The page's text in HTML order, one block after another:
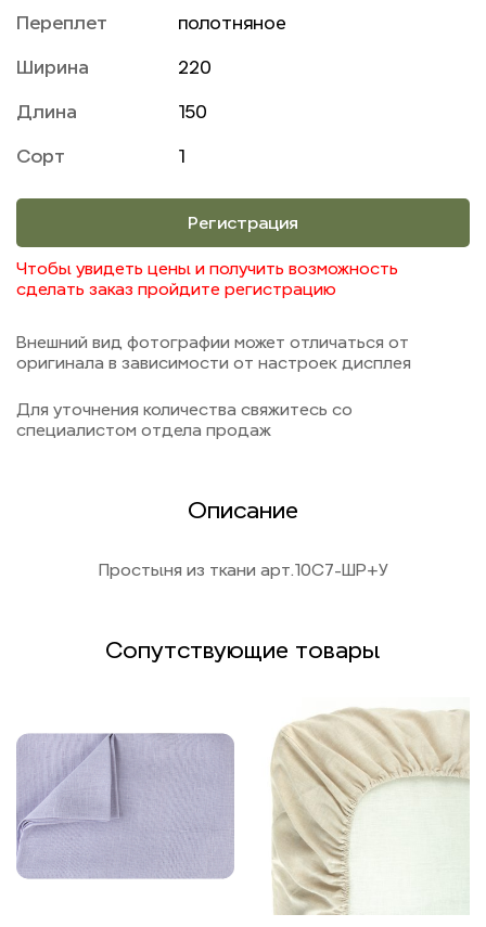
Переплет полотняное
Ширина 220
Длина 150
Сорт 1
Регистрация
Чтобы увидеть цены и получить возможность
сделать заказ пройдите регистрацию
Внешний вид фотографии может отличаться от
оригинала в зависимости от настроек дисплея
Для уточнения количества свяжитесь со
специалистом отдела продаж
Описание
Простыня из ткани арт.10С7-ШР+У
Сопутствующие товары